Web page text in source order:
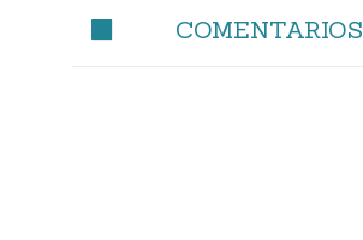
COMENTARIOS